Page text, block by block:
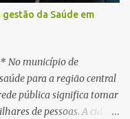
o óbito da vítima.
da Saúde em
No município de
para a região central
pública significa tomar
de pessoas. A cidade